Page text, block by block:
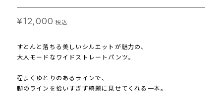
¥12,000 税込
すとんと落ちる美しいシルエットが魅力の、
大人モードなワイドストレートパンツ。
程よくゆとりのあるラインで、
脚のラインを拾いすぎず綺麗に見せてくれる一本。